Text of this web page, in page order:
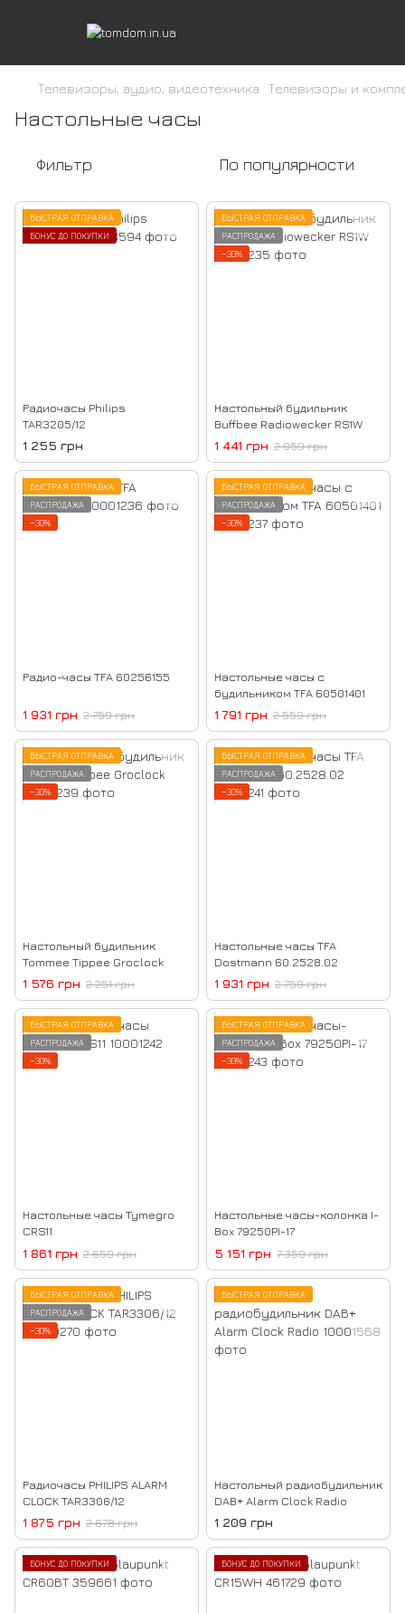
Телевизоры, аудио, видеотехника Телевизоры и
Настольные часы
Фильтр По популярности
БЫСТРАЯ ОТПРАВКА
БОНУС ДО ПОКУПКИ
Радиочасы Philips
TAR3205/12
1 255 грн
БЫСТРАЯ ОТПРАВКА
РАСПРОДАЖА
−30%
Настольный будильник
Buffbee Radiowecker RS1W
1 441 грн 2 059 грн
БЫСТРАЯ ОТПРАВКА
РАСПРОДАЖА
−30%
Радио-часы TFA 60256155
1 931 грн 2 759 грн
БЫСТРАЯ ОТПРАВКА
РАСПРОДАЖА
−30%
Настольные часы с
будильником TFA 60501401
1 791 грн 2 559 грн
БЫСТРАЯ ОТПРАВКА
РАСПРОДАЖА
−30%
Настольный будильник
Tommee Tippee Groclock
1 576 грн 2 251 грн
БЫСТРАЯ ОТПРАВКА
РАСПРОДАЖА
−30%
Настольные часы TFA
Dostmann 60.2528.02
1 931 грн 2 759 грн
БЫСТРАЯ ОТПРАВКА
РАСПРОДАЖА
−30%
Настольные часы Tymegro
CRS11
1 861 грн 2 659 грн
БЫСТРАЯ ОТПРАВКА
РАСПРОДАЖА
−30%
Настольные часы-колонка I-
Box 79250PI-17
5 151 грн 7 359 грн
БЫСТРАЯ ОТПРАВКА
РАСПРОДАЖА
−30%
Радиочасы PHILIPS ALARM
CLOCK TAR3306/12
1 875 грн 2 678 грн
БЫСТРАЯ ОТПРАВКА
Настольный радиобудильник
DAB+ Alarm Clock Radio
1 209 грн
БОНУС ДО ПОКУПКИ БОНУС ДО ПОКУПКИ